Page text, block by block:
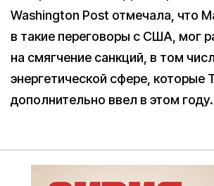
Washington Post отмечала, что
в такие переговоры с США, мог
на смягчение санкций, в том
энергетической сфере, которые
дополнительно ввел в этом году.